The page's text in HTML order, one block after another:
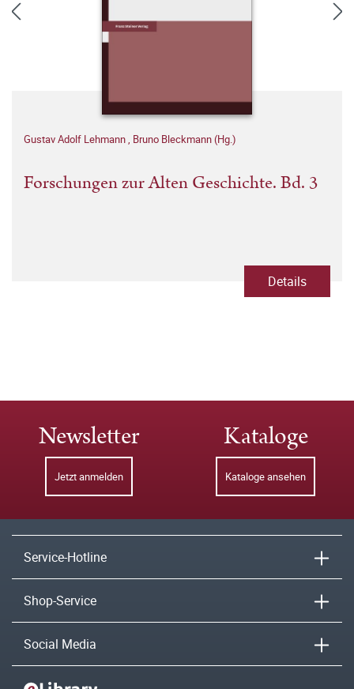
Gustav Adolf Lehmann, Bruno Bleckmann (Hg.)
Forschungen zur Alten Geschichte. Bd. 3
Details
Newsletter
Jetzt anmelden
Kataloge
Kataloge ansehen
Service-Hotline
Shop-Service
Social Media